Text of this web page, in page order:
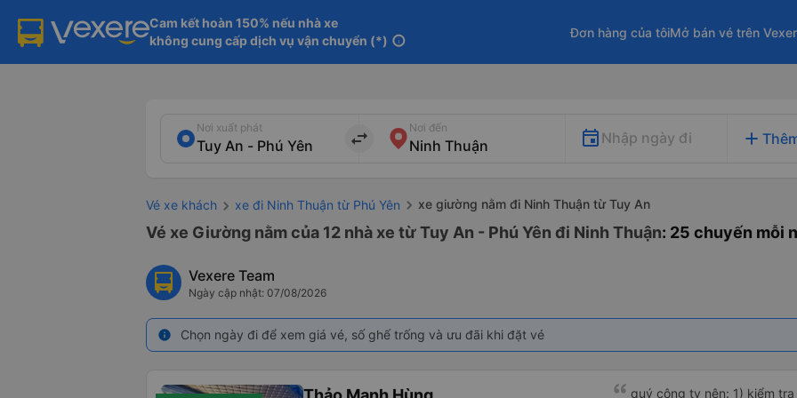
Cam kết hoàn 150% nếu nhà xe
không cung cấp dịch vụ vận chuyển (*) info
Đơn hàng của tôiMở bán vé trên
Nơi xuất phát
import_export
Nơi đến
Nhập ngày đi add
Vé xe khách xe đi Ninh Thuận từ Phú Yên xe giường nằm đi Ninh Thuận từ Tuy An
Vé xe Giường nằm của 12 nhà xe từ Tuy An - Phú Yên đi Ninh Thuận: 25 chuyến mỗi
Vexere Team
Ngày cập nhật: 07/08/2026
info Chọn ngày đi để xem giá vé, số ghế trống và ưu đãi khi đặt vé
quý công ty nên: 1) kiểm tra và dán tem hành lý cho khách